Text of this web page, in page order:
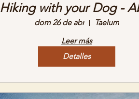
Hiking with your Dog -
dom 26 de abr
Taelum
Leer más
Detalles